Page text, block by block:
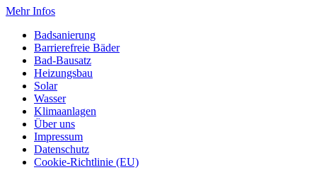
Mehr Infos
Badsanierung
Barrierefreie Bäder
Bad-Bausatz
Heizungsbau
Solar
Wasser
Klimaanlagen
Über uns
Impressum
Datenschutz
Cookie-Richtlinie (EU)